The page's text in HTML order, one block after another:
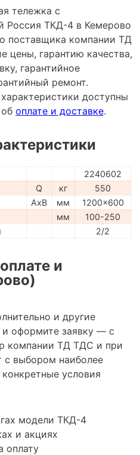
тележка с
Россия ТКД-4 в Кемерово
поставщика компании ТД
цены, гарантию качества,
гарантийное
ремонт.
доступны
оплате и доставке.
2240602
Q кг
550
AxB мм
1200x600
мм
100-250
2/2
и
и другие
оформите заявку — с
компании ТД ТДС и при
выбором наиболее
условия
модели ТКД-4
и акциях
оплату